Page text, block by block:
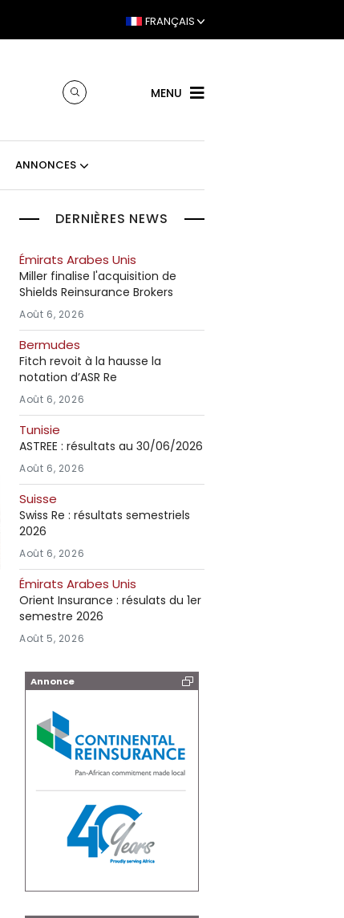
FRANÇAIS
MENU
ANNONCES
DERNIÈRES NEWS
Émirats Arabes Unis
Miller finalise l'acquisition de
Shields Reinsurance Brokers
Août 6, 2026
Bermudes
Fitch revoit à la hausse la
notation d’ASR Re
Août 6, 2026
Tunisie
ASTREE : résultats au 30/06/2026
Août 6, 2026
Suisse
Swiss Re : résultats semestriels
2026
Août 6, 2026
Émirats Arabes Unis
Orient Insurance : résulats du 1er
semestre 2026
Août 5, 2026
Annonce